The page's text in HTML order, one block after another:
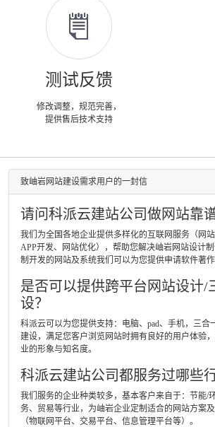
测试反馈
修改调整，规范完善，
提供售后技术支持
致岫岩网站建设需求用户的一封信
请问科派云建站公司做网站靠谱
我们为全国各地企业提供多样化的互联网服务（网站
APP开发、网站优化），帮助您解决岫岩网站设计
制开发的网站及系统我们可以为您提供申请软件著作
是否可以提供跨平台网站设计/
设？
科派云可以为您提供支持：电脑、pad、手机，三合
建设，满足您客户浏览网站时拥有良好的用户体验
业的形象与知名度。
科派云建站公司都服务过哪些行
我们服务的企业种类较多，基本客户来自于：节能/
务、贸易等行业，为岫岩企业定制适合的网站方案
（物联网平台、交易平台、信息管理平台等）。